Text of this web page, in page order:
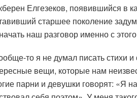
Елгезеков, появившийся в
старшее поколение
наш разговор именно с
то я не думал писать стихи
вещи, которые нам
парни и девушки говорят: «Я